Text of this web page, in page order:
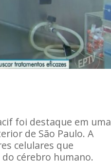
foi destaque em uma
de São Paulo. A
celulares que
cérebro humano.